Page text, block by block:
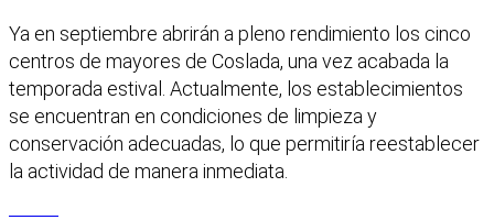
Ya en septiembre abrirán a pleno rendimiento los cinco
centros de mayores de Coslada, una vez acabada la
temporada estival. Actualmente, los establecimientos
se encuentran en condiciones de limpieza y
conservación adecuadas, lo que permitiría reestablecer
la actividad de manera inmediata.